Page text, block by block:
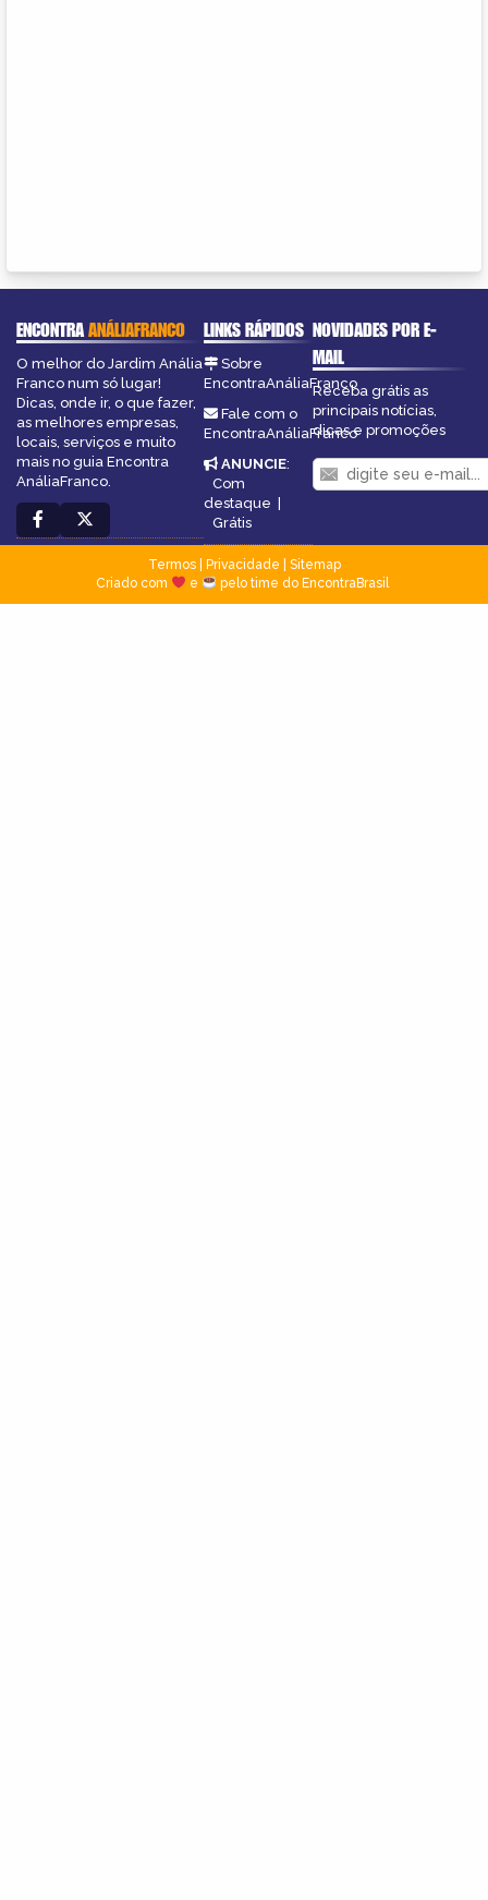
ENCONTRAANÁLIAFRANCO
O melhor do Jardim Anália
Franco num só lugar!
Dicas, onde ir, o que fazer,
as melhores empresas,
locais, serviços e muito
mais no guia Encontra
AnáliaFranco.
LINKS RÁPIDOS
Sobre
EncontraAnáliaFranco
Fale com o
EncontraAnáliaFranco
ANUNCIE:
Com
destaque
Grátis
NOVIDADES POR E-
MAIL
Receba grátis as
principais notícias,
dicas e promoções
Termos| Privacidade
Sitemap
Criado com
e pelo time do EncontraBrasil